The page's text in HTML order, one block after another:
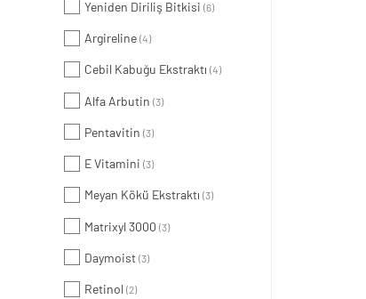
Yeniden Diriliş Bitkisi (6)
Argireline (4)
Cebil Kabuğu Ekstraktı (4)
Alfa Arbutin (3)
Pentavitin (3)
E Vitamini (3)
Meyan Kökü Ekstraktı (3)
Matrixyl 3000 (3)
Daymoist (3)
Retinol (2)